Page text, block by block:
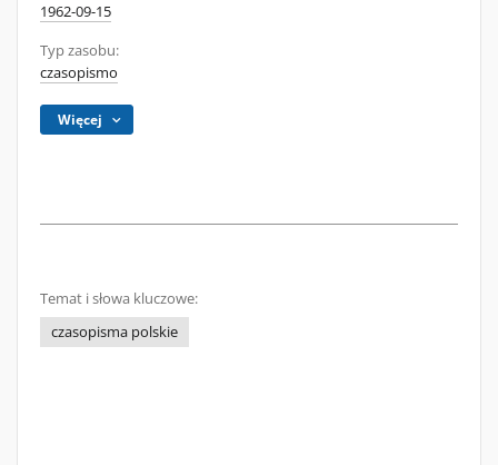
1962-09-15
Typ zasobu:
czasopismo
Więcej
Temat i słowa kluczowe:
czasopisma polskie